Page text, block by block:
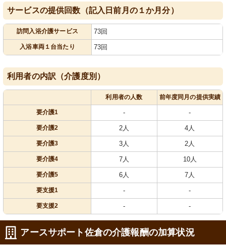
サービスの提供回数（記入日前月の１か月分）
訪問入浴介護サービス 73回
入浴車両１台当たり 73回
利用者の内訳（介護度別）
利用者の人数 前年度同月の提供実績
要介護1 - -
要介護2 2人 4人
要介護3 3人 2人
要介護4 7人 10人
要介護5 6人 7人
要支援1 - -
要支援2 - -
アースサポート佐倉の介護報酬の加算状況